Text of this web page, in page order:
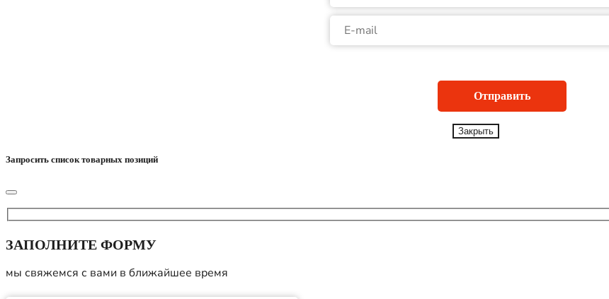
Закрыть
Запросить список товарных позиций
ЗАПОЛНИТЕ ФОРМУ
мы свяжемся с вами в ближайшее время